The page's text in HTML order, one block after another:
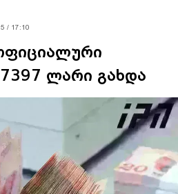
/ 17:10
ლარი გახდა